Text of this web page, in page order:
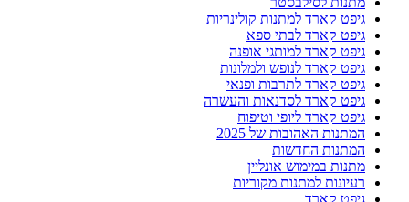
גיפט קארד למתנות קולינריות
גיפט קארד לבתי ספא
גיפט קארד למותגי אופנה
גיפט קארד לנופש ולמלונות
גיפט קארד לתרבות ופנאי
גיפט קארד לסדנאות והעשרה
גיפט קארד ליופי וטיפוח
המתנות האהובות של 2025
המתנות החדשות
מתנות במימוש אונליין
רעיונות למתנות מקוריות
גיפט קארד